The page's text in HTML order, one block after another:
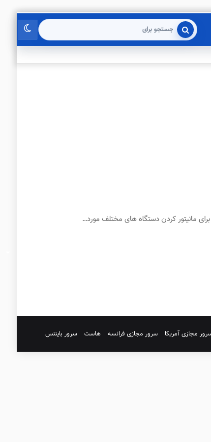
جستجو
برای
تغییر
پوسته
مجازی آمریکا سرور مجازی فرانسه هاست سرور بایننس